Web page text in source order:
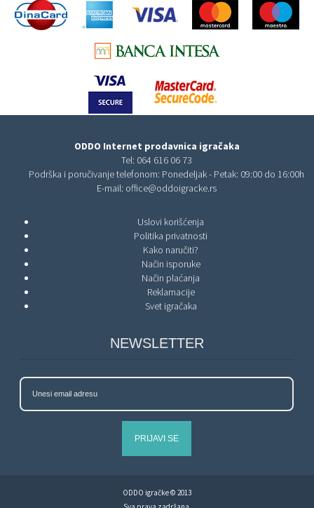
ODDO Internet prodavnica igračaka
Tel: 064 616 06 73
Podrška i poručivanje telefonom: Ponedeljak - Petak: 09:00 do 16:00h
E-mail: office@oddoigracke.rs
Uslovi korišćenja
Politika privatnosti
Kako naručiti?
Način isporuke
Način plaćanja
Reklamacije
Svet igračaka
NEWSLETTER
PRIJAVI SE
ODDO igračke © 2013